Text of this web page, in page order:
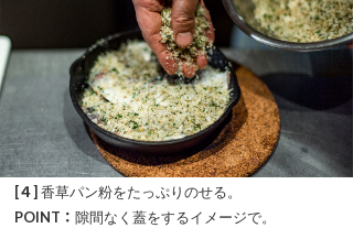
[４] 香草パン粉をたっぷりのせる。
POINT： 隙間なく蓋をするイメージで。